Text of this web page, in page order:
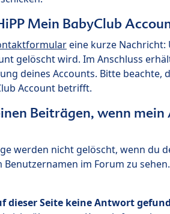
Mein BabyClub
eine kurze Nachricht:
gelöscht wird. Im Anschluss
deines Accounts. Bitte beachte,
Account betrifft.
Beiträgen, wenn
werden nicht gelöscht, wenn du
im Forum zu sehen.
dieser Seite keine Antwort